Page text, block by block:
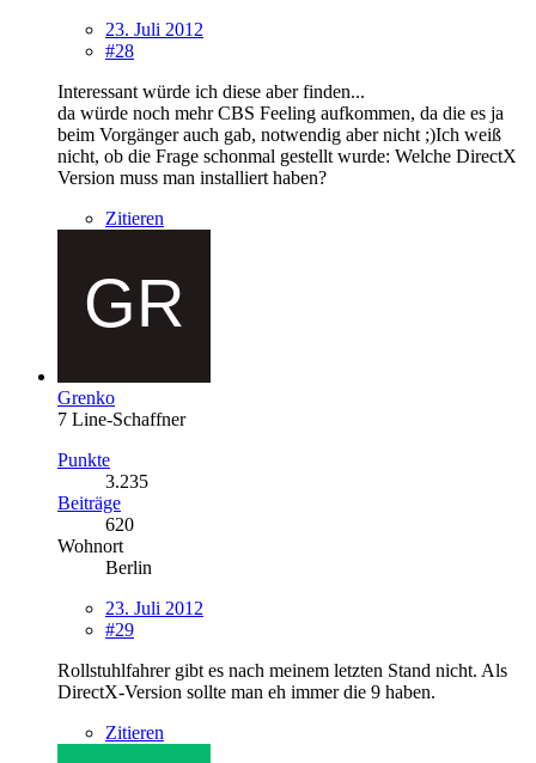
23. Juli 2012
#28
Interessant würde ich diese aber finden...
da würde noch mehr CBS Feeling aufkommen, da die es ja
beim Vorgänger auch gab, notwendig aber nicht ;)Ich weiß
nicht, ob die Frage schonmal gestellt wurde: Welche DirectX
Version muss man installiert haben?
Zitieren
Grenko
7 Line-Schaffner
Punkte
3.235
Beiträge
620
Wohnort
Berlin
23. Juli 2012
#29
Rollstuhlfahrer gibt es nach meinem letzten Stand nicht. Als
DirectX-Version sollte man eh immer die 9 haben.
Zitieren